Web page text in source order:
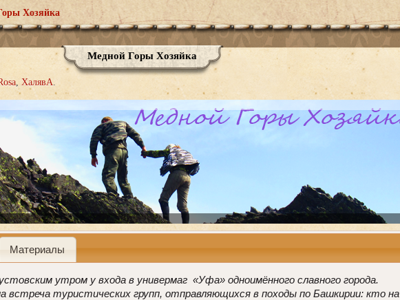
Хозяйка
Медной Горы Хозяйка
ХалявА
Материалы
утром у входа в универмаг «Уфа» одноимённого славного города.
встреча туристических групп, отправляющихся в походы по Башкирии: кто на